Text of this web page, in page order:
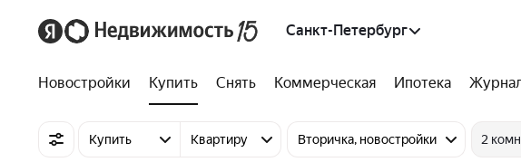
Санкт-Петербург
Новостройки Купить Снять Коммерческая Ипотека
Купить Квартиру Вторичка, новостройки 2